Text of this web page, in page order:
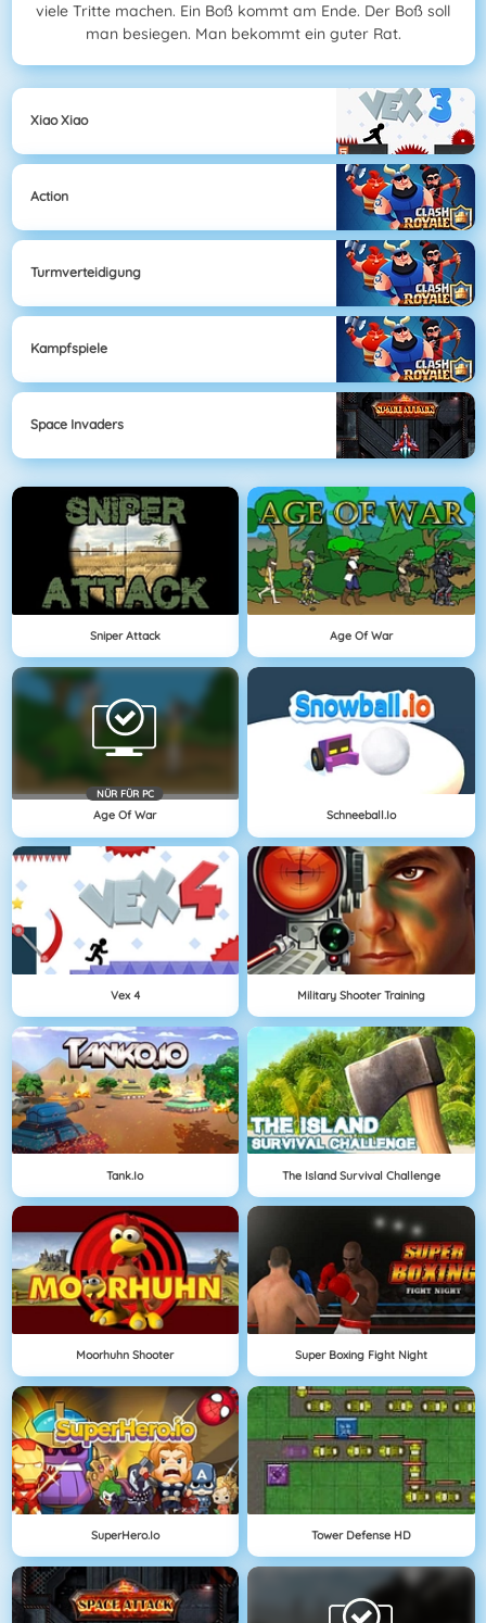
viele Tritte machen. Ein Boß kommt am Ende. Der Boß soll
man besiegen. Man bekommt ein guter Rat.
Xiao Xiao
Action
Turmverteidigung
Kampfspiele
Space Invaders
Sniper Attack Age Of War
NÜR FÜR PC
Age Of War Schneeball.io
Vex 4 Military Shooter Training
Tank.io The Island Survival Challenge
Moorhuhn Shooter Super Boxing Fight Night
SuperHero.io Tower Defense HD